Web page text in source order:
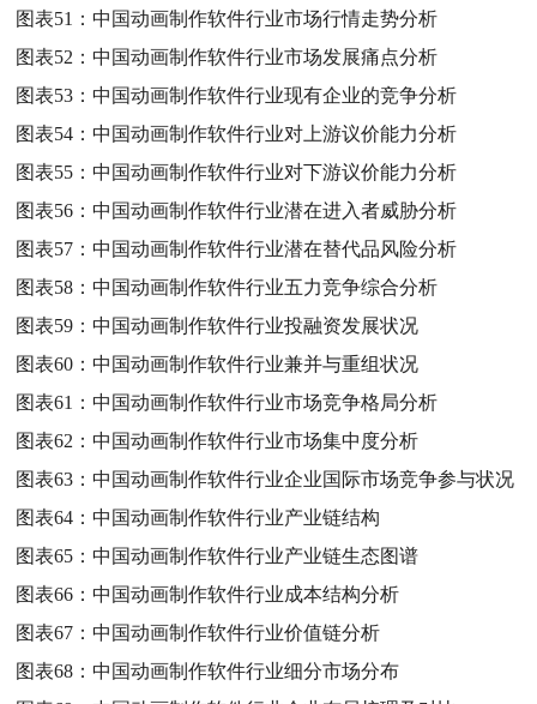
图表51：中国动画制作软件行业市场行情走势分析
图表52：中国动画制作软件行业市场发展痛点分析
图表53：中国动画制作软件行业现有企业的竞争分析
图表54：中国动画制作软件行业对上游议价能力分析
图表55：中国动画制作软件行业对下游议价能力分析
图表56：中国动画制作软件行业潜在进入者威胁分析
图表57：中国动画制作软件行业潜在替代品风险分析
图表58：中国动画制作软件行业五力竞争综合分析
图表59：中国动画制作软件行业投融资发展状况
图表60：中国动画制作软件行业兼并与重组状况
图表61：中国动画制作软件行业市场竞争格局分析
图表62：中国动画制作软件行业市场集中度分析
图表63：中国动画制作软件行业企业国际市场竞争参与状况
图表64：中国动画制作软件行业产业链结构
图表65：中国动画制作软件行业产业链生态图谱
图表66：中国动画制作软件行业成本结构分析
图表67：中国动画制作软件行业价值链分析
图表68：中国动画制作软件行业细分市场分布